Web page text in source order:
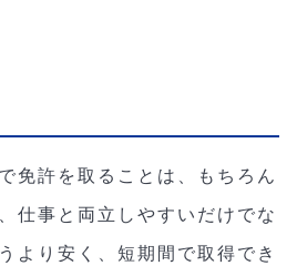
免許を取ることは、もちろん
仕事と両立しやすいだけでな
より安く、短期間で取得でき